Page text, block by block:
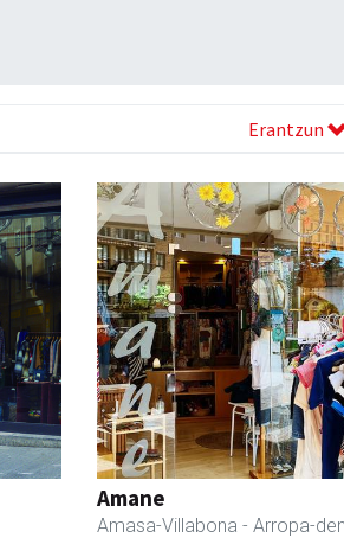
Erantzun
Amane
Amasa-Villabona - Arropa-